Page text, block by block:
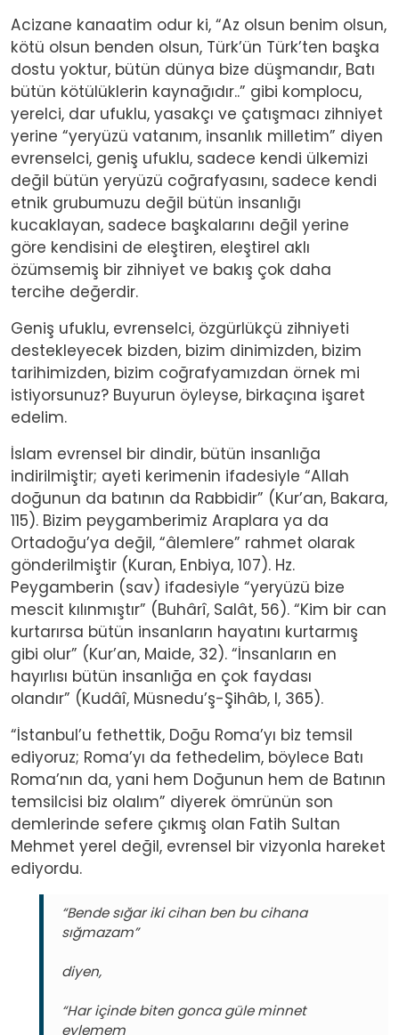
Acizane kanaatim odur ki, “Az olsun benim olsun,
kötü olsun benden olsun, Türk’ün Türk’ten başka
dostu yoktur, bütün dünya bize düşmandır, Batı
bütün kötülüklerin kaynağıdır..” gibi komplocu,
yerelci, dar ufuklu, yasakçı ve çatışmacı zihniyet
yerine “yeryüzü vatanım, insanlık milletim” diyen
evrenselci, geniş ufuklu, sadece kendi ülkemizi
değil bütün yeryüzü coğrafyasını, sadece kendi
etnik grubumuzu değil bütün insanlığı
kucaklayan, sadece başkalarını değil yerine
göre kendisini de eleştiren, eleştirel aklı
özümsemiş bir zihniyet ve bakış çok daha
tercihe değerdir.
Geniş ufuklu, evrenselci, özgürlükçü zihniyeti
destekleyecek bizden, bizim dinimizden, bizim
tarihimizden, bizim coğrafyamızdan örnek mi
istiyorsunuz? Buyurun öyleyse, birkaçına işaret
edelim.
İslam evrensel bir dindir, bütün insanlığa
indirilmiştir; ayeti kerimenin ifadesiyle “Allah
doğunun da batının da Rabbidir” (Kur’an, Bakara,
115). Bizim peygamberimiz Araplara ya da
Ortadoğu’ya değil, “âlemlere” rahmet olarak
gönderilmiştir (Kuran, Enbiya, 107). Hz.
Peygamberin (sav) ifadesiyle “yeryüzü bize
mescit kılınmıştır” (Buhârî, Salât, 56). “Kim bir can
kurtarırsa bütün insanların hayatını kurtarmış
gibi olur” (Kur’an, Maide, 32). “İnsanların en
hayırlısı bütün insanlığa en çok faydası
olandır” (Kudâî, Müsnedu’ş-Şihâb, I, 365).
“İstanbul’u fethettik, Doğu Roma’yı biz temsil
ediyoruz; Roma’yı da fethedelim, böylece Batı
Roma’nın da, yani hem Doğunun hem de Batının
temsilcisi biz olalım” diyerek ömrünün son
demlerinde sefere çıkmış olan Fatih Sultan
Mehmet yerel değil, evrensel bir vizyonla hareket
ediyordu.
“Bende sığar iki cihan ben bu cihana
sığmazam”
diyen,
“Har içinde biten gonca güle minnet
eylemem